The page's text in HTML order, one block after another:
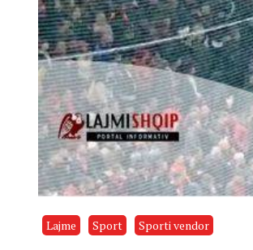
Lajme Sport Sporti vendor